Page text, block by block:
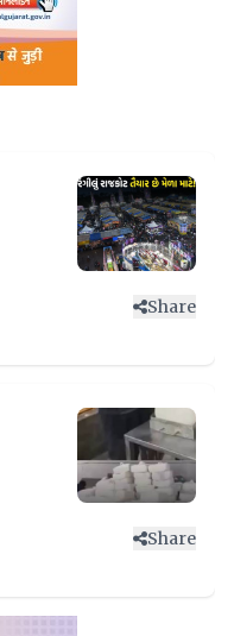
Share
Share